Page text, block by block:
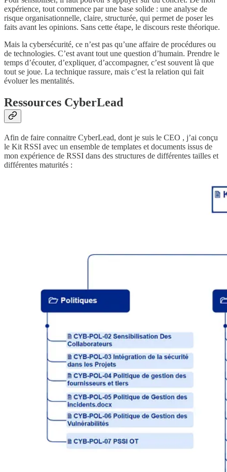
expérience, tout commence par une base solide : une analyse de
risque organisationnelle, claire, structurée, qui permet de poser les
faits avant les opinions. Sans cette étape, le discours reste théorique.
Mais la cybersécurité, ce n’est pas qu’une affaire de procédures ou
de technologies. C’est avant tout une question d’humain. Prendre le
temps d’écouter, d’expliquer, d’accompagner, c’est souvent là que
tout se joue. La technique rassure, mais c’est la relation qui fait
évoluer les mentalités.
Ressources CyberLead
Afin de faire connaitre CyberLead, dont je suis le CEO , j’ai conçu
le Kit RSSI avec un ensemble de templates et documents issus de
mon expérience de RSSI dans des structures de différentes tailles et
différentes maturités :